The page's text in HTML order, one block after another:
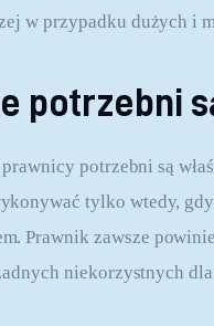
w przypadku dużych i
potrzebni
potrzebni są
tylko wtedy,
Prawnik zawsze
niekorzystnych